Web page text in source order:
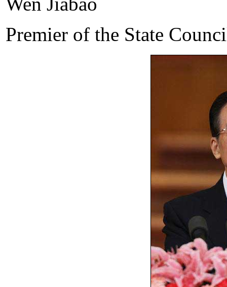
Premier of the State